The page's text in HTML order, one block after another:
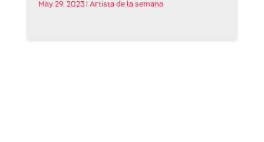
May 29, 2023| Artista de la semana